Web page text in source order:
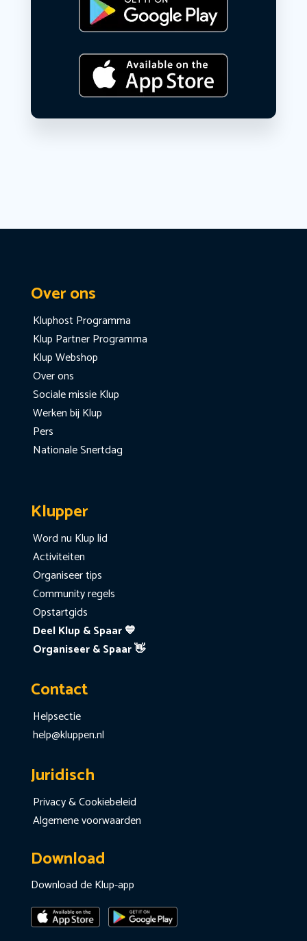
Over ons
Kluphost Programma
Klup Partner Programma
Klup Webshop
Over ons
Sociale missie Klup
Werken bij Klup
Pers
Nationale Snertdag
Klupper
Word nu Klup lid
Activiteiten
Organiseer tips
Community regels
Opstartgids
Deel Klup & Spaar 💙
Organiseer & Spaar 👋
Contact
Helpsectie
help@kluppen.nl
Juridisch
Privacy & Cookiebeleid
Algemene voorwaarden
Download
Download de Klup-app